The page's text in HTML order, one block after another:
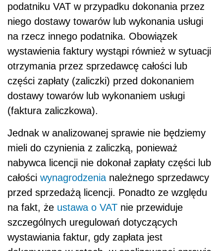
podatniku VAT w przypadku dokonania przez
niego dostawy towarów lub wykonania usługi
na rzecz innego podatnika. Obowiązek
wystawienia faktury wystąpi również w sytuacji
otrzymania przez sprzedawcę całości lub
części zapłaty (zaliczki) przed dokonaniem
dostawy towarów lub wykonaniem usługi
(faktura zaliczkowa).
Jednak w analizowanej sprawie nie będziemy
mieli do czynienia z zaliczką, ponieważ
nabywca licencji nie dokonał zapłaty części lub
całości wynagrodzenia należnego sprzedawcy
przed sprzedażą licencji. Ponadto ze względu
na fakt, że ustawa o VAT nie przewiduje
szczególnych uregulowań dotyczących
wystawiania faktur, gdy zapłata jest